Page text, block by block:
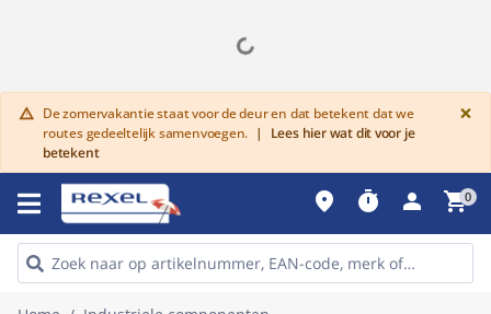
warning De zomervakantie staat voor de deur en dat betekent dat we
routes gedeeltelijk samenvoegen. |
Lees hier wat dit voor je
betekent
×
place timer person shopping_cart0